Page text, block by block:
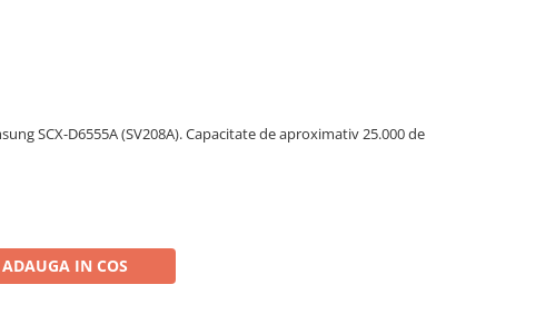
SCX-D6555A (SV208A). Capacitate de aproximativ 25.000 de
ADAUGA IN COS